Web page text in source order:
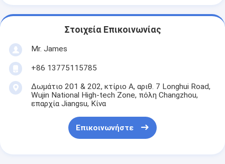
Στοιχεία Επικοινωνίας
Mr. James
+86 13775115785
Δωμάτιο 201 & 202, κτίριο Α, αριθ. 7 Longhui Road,
Wujin National High-tech Zone, πόλη Changzhou,
επαρχία Jiangsu, Κίνα
Επικοινωνήστε